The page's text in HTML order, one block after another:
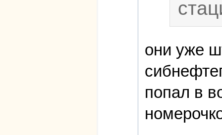
они уже
попал в